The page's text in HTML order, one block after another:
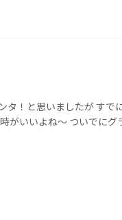
タ！と思いましたが すで
がいいよね～ ついでにグ